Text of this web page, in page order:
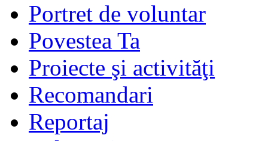
Portret de voluntar
Povestea Ta
Proiecte şi activităţi
Recomandari
Reportaj